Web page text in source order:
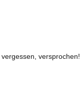
versprochen!